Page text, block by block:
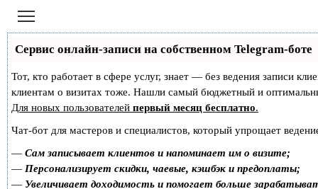
Перейти
контенту
Сервис онлайн-записи на собственном Telegram-боте
Тот, кто работает в сфере услуг, знает — без ведения записи
клиентам о визитах тоже. Нашли самый бюджетный и
Для новых пользователей первый месяц бесплатно.
Чат-бот для мастеров и специалистов, который упрощает
— Сам записывает клиентов и напоминает им о визите;
— Персонализирует скидки, чаевые, кэшбэк и предоплаты;
— Увеличивает доходимость и помогает больше